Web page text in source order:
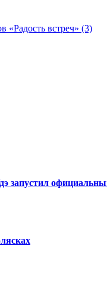
«Радость встреч» (3)
запустил